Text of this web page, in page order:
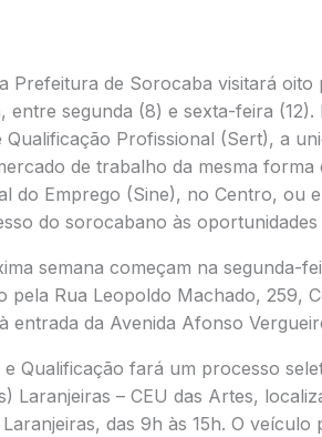
Prefeitura de Sorocaba visitará
segunda (8) e sexta-feira (12).
Profissional (Sert), a
de trabalho da mesma forma
do Emprego (Sine), no Centro, ou
do sorocabano às
semana começam na segunda-
pela Rua Leopoldo Machado, 259,
entrada da Avenida Afonso
Qualificação fará um processo
Laranjeiras – CEU das Artes,
das 9h às 15h. O